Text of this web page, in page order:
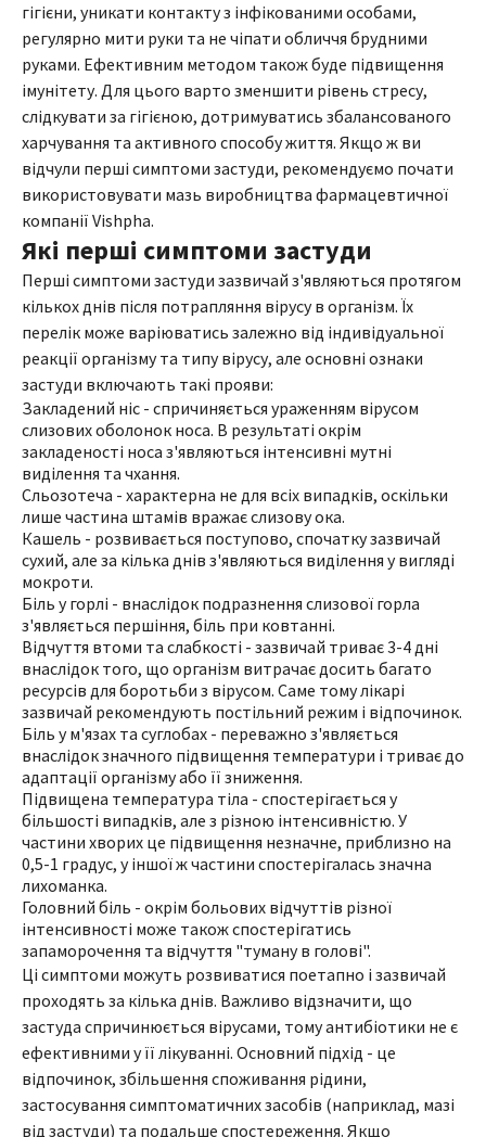
гігієни, уникати контакту з інфікованими особами,
регулярно мити руки та не чіпати обличчя брудними
руками. Ефективним методом також буде підвищення
імунітету. Для цього варто зменшити рівень стресу,
слідкувати за гігієною, дотримуватись збалансованого
харчування та активного способу життя. Якщо ж ви
відчули перші симптоми застуди, рекомендуємо почати
використовувати мазь виробництва фармацевтичної
компанії Vishpha.
Які перші симптоми застуди
Перші симптоми застуди зазвичай з'являються протягом
кількох днів після потрапляння вірусу в організм. Їх
перелік може варіюватись залежно від індивідуальної
реакції організму та типу вірусу, але основні ознаки
застуди включають такі прояви:
Закладений ніс - спричиняється ураженням вірусом
слизових оболонок носа. В результаті окрім
закладеності носа з'являються інтенсивні мутні
виділення та чхання.
Сльозотеча - характерна не для всіх випадків, оскільки
лише частина штамів вражає слизову ока.
Кашель - розвивається поступово, спочатку зазвичай
сухий, але за кілька днів з'являються виділення у вигляді
мокроти.
Біль у горлі - внаслідок подразнення слизової горла
з'являється першіння, біль при ковтанні.
Відчуття втоми та слабкості - зазвичай триває 3-4 дні
внаслідок того, що організм витрачає досить багато
ресурсів для боротьби з вірусом. Саме тому лікарі
зазвичай рекомендують постільний режим і відпочинок.
Біль у м'язах та суглобах - переважно з'являється
внаслідок значного підвищення температури і триває до
адаптації організму або її зниження.
Підвищена температура тіла - спостерігається у
більшості випадків, але з різною інтенсивністю. У
частини хворих це підвищення незначне, приблизно на
0,5-1 градус, у іншої ж частини спостерігалась значна
лихоманка.
Головний біль - окрім больових відчуттів різної
інтенсивності може також спостерігатись
запаморочення та відчуття "туману в голові".
Ці симптоми можуть розвиватися поетапно і зазвичай
проходять за кілька днів. Важливо відзначити, що
застуда спричинюється вірусами, тому антибіотики не є
ефективними у її лікуванні. Основний підхід - це
відпочинок, збільшення споживання рідини,
застосування симптоматичних засобів (наприклад, мазі
від застуди) та подальше спостереження. Якщо